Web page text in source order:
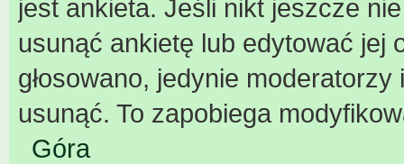
jest ankieta. Jeśli nikt jeszcze
usunąć ankietę lub edytować jej
głosowano, jedynie
usunąć. To zapobiega
Góra